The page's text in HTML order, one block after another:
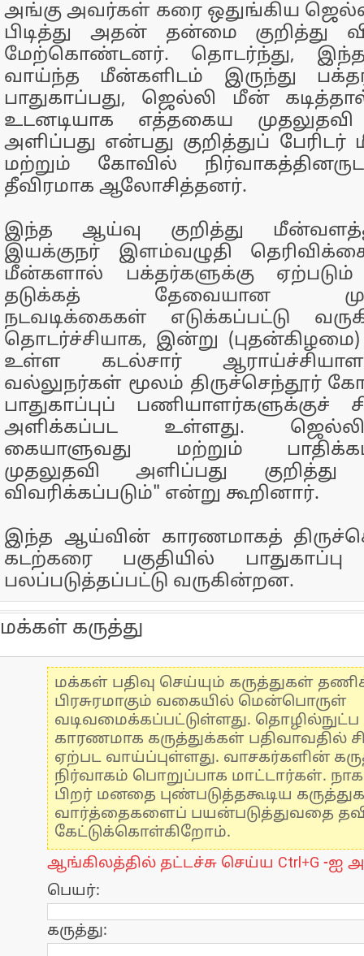
அங்கு அவர்கள் கரை ஒதுங்கிய
பிடித்து அதன் தன்மை குறித்து
மேற்கொண்டனர். தொடர்ந்து,
வாய்ந்த மீன்களிடம் இருந்து
பாதுகாப்பது, ஜெல்லி மீன்
உடனடியாக எத்தகைய முதலுதவி
அளிப்பது என்பது குறித்துப் பேரிடர்
மற்றும் கோவில்
தீவிரமாக ஆலோசித்தனர்.
இந்த ஆய்வு குறித்து
இயக்குநர் இளம்வழுதி
மீன்களால் பக்தர்களுக்கு ஏற்படும்
தடுக்கத் தேவையான
நடவடிக்கைகள் எடுக்கப்பட்டு
தொடர்ச்சியாக, இன்று (புதன்கிழமை)
உள்ள கடல்சார்
வல்லுநர்கள் மூலம் திருச்செந்தூர்
பாதுகாப்புப் பணியாளர்களுக்குச்
அளிக்கப்பட உள்ளது.
கையாளுவது மற்றும்
முதலுதவி அளிப்பது குறித்து
விவரிக்கப்படும்" என்று கூறினார்.
இந்த ஆய்வின் காரணமாகத்
கடற்கரை பகுதியில்
பலப்படுத்தப்பட்டு வருகின்றன.
மக்கள் கருத்து
மக்கள் பதிவு செய்யும் கருத்துகள்
பிரசுரமாகும் வகையில் மென்பொருள்
வடிவமைக்கப்பட்டுள்ளது.
காரணமாக கருத்துக்கள் பதிவாவதில்
ஏற்பட வாய்ப்புள்ளது. வாசகர்களின்
நிர்வாகம் பொறுப்பாக மாட்டார்கள்.
பிறர் மனதை புண்படுத்தகூடிய
வார்த்தைகளைப் பயன்படுத்துவதை
கேட்டுக்கொள்கிறோம்.
ஆங்கிலத்தில் தட்டச்சு செய்ய Ctrl+G -ஐ
பெயர்:
கருத்து: